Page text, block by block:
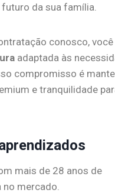
da sua família.
conosco, você
adaptada às
compromisso é
e tranquilidade
mais de 28 anos de
no mercado.